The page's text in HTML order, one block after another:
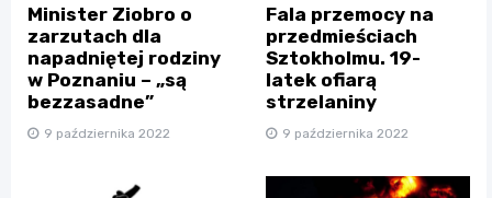
Minister Ziobro o
zarzutach dla
napadniętej rodziny
w Poznaniu – „są
bezzasadne”
9 października 2022
Fala przemocy na
przedmieściach
Sztokholmu. 19-
latek ofiarą
strzelaniny
9 października 2022